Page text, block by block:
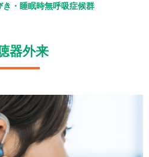
・睡眠時無呼吸症候群
器外来